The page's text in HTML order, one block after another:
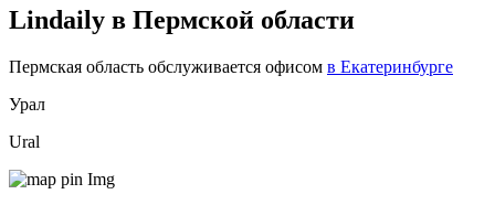
Lindaily в Пермской области
Пермская область обслуживается офисом в Екатеринбурге
Урал
Ural